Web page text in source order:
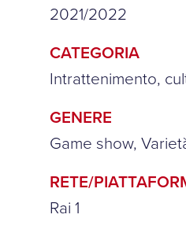
2021/2022
CATEGORIA
Intrattenimento,
GENERE
Game show,
RETE/
Rai 1